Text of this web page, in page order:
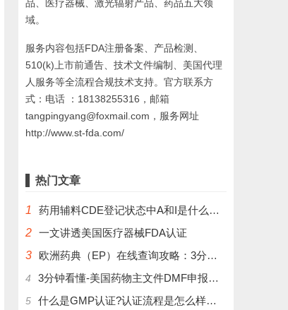
品、医疗器械、激光辐射产品、药品五大领
域。
服务内容包括FDA注册备案、产品检测、
510(k)上市前通告、技术文件编制、美国代理
人服务等全流程合规技术支持。官方联系方
式：电话 ：18138255316，邮箱
tangpingyang@foxmail.com，服务网址
http://www.st-fda.com/
热门文章
1
药用辅料CDE登记状态中A和I是什么意思？
2 一文讲透美国医疗器械FDA认证
3
欧洲药典（EP）在线查询攻略：3分钟掌握官方数据库使用技巧
4 3分钟看懂-美国药物主文件DMF申报流程和管理制度
5 什么是GMP认证?认证流程是怎么样的？